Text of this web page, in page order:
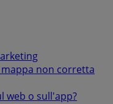
non corretta
web o sull'app?